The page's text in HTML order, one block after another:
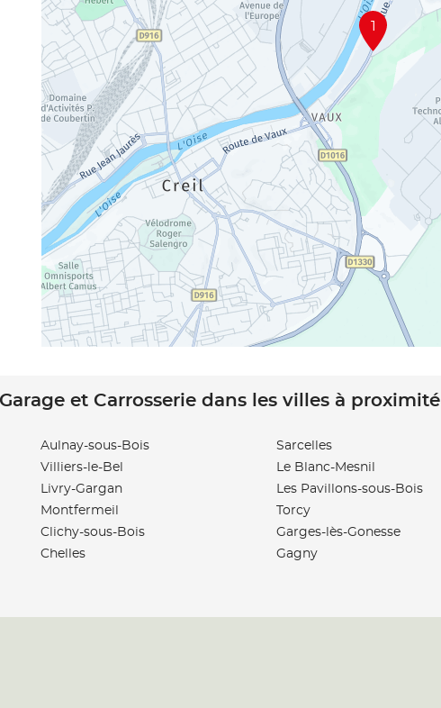
1
et Carrosserie dans les villes à proximité
Aulnay-sous-Bois
Villiers-le-Bel
Livry-Gargan
Montfermeil
Clichy-sous-Bois
Chelles
Sarcelles
Le Blanc-Mesnil
Les Pavillons-sous-Bois
Torcy
Garges-lès-Gonesse
Gagny